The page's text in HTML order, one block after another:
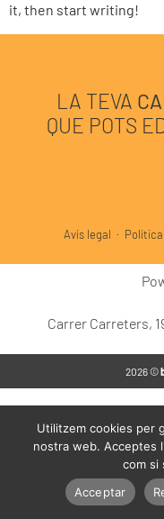
it, then start writing!
LA TEVA
QUE POTS
Avís legal ·
Carrer Carreters,
2026 ©
Utilitzem cookies per
nostra web. Acceptes
com si
Acceptar